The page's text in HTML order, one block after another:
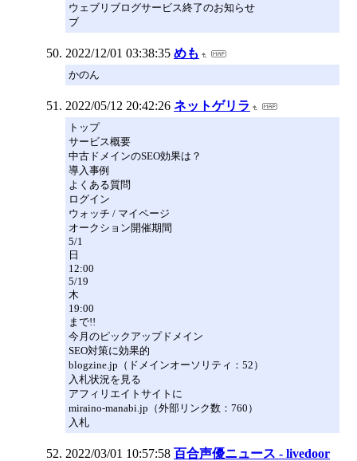
ウェブリブログサービス終了のお知らせ
ブ
2022/12/01 03:38:35 めも
かのん
2022/05/12 20:42:26 ネットゲリラ
トップ
サービス概要
中古ドメインのSEO効果は？
導入事例
よくある質問
ログイン
ウォッチ / マイページ
オークション開催期間
5/1
日
12:00
5/19
木
19:00
まで!!
今月のピックアップドメイン
SEO対策に効果的
blogzine.jp（ドメインオーソリティ：52）
入札状況を見る
アフィリエイトサイトに
miraino-manabi.jp（外部リンク数：760）
入札
2022/03/01 10:57:58 百合声優ニュース - livedoor